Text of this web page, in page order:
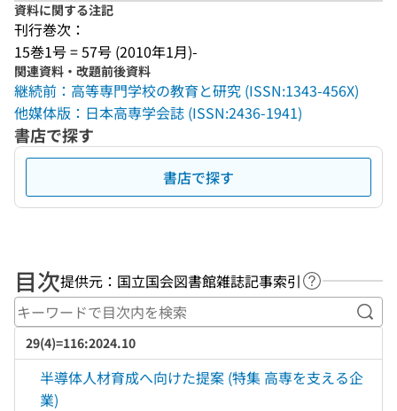
資料に関する注記
刊行巻次：
15巻1号 = 57号 (2010年1月)-
関連資料・改題前後資料
継続前：高等専門学校の教育と研究 (ISSN:1343-456X)
他媒体版：日本高専学会誌 (ISSN:2436-1941)
書店で探す
書店で探す
目次提供元：国立国会図書館雑誌記事索引 ヘルプペー
キ
29(4)=116:2024.10
半導体人材育成へ向けた提案 (特集 高専を支える企
業)